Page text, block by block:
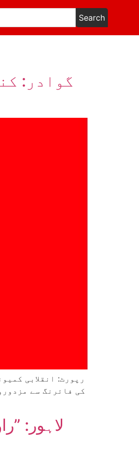
Search
گوادر:
کی فائرنگ سے
لاہور: